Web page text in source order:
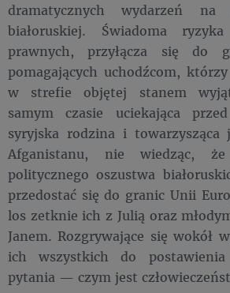
dramatycznych wydarzeń
białoruskiej. Świadoma
prawnych, przyłącza się do
pomagających uchodźcom,
w strefie objętej stanem
samym czasie uciekająca
syryjska rodzina i towarzysząca
Afganistanu, nie wiedząc,
politycznego oszustwa
przedostać się do granic Unii
los zetknie ich z Julią oraz
Janem. Rozgrywające się wokół
ich wszystkich do
pytania — czym jest